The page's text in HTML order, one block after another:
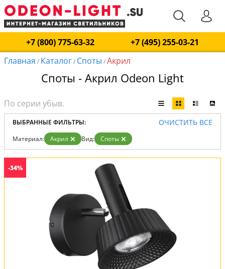
+7 (800) 775-63-32
+7 (495) 255-03-21
Главная / Каталог/ Споты /Акрил
Споты - Акрил Odeon Light
ВЫБРАННЫЕ ФИЛЬТРЫ: ОЧИСТИТЬ ВСЕ
Материал: Акрил Вид: Споты
-34%